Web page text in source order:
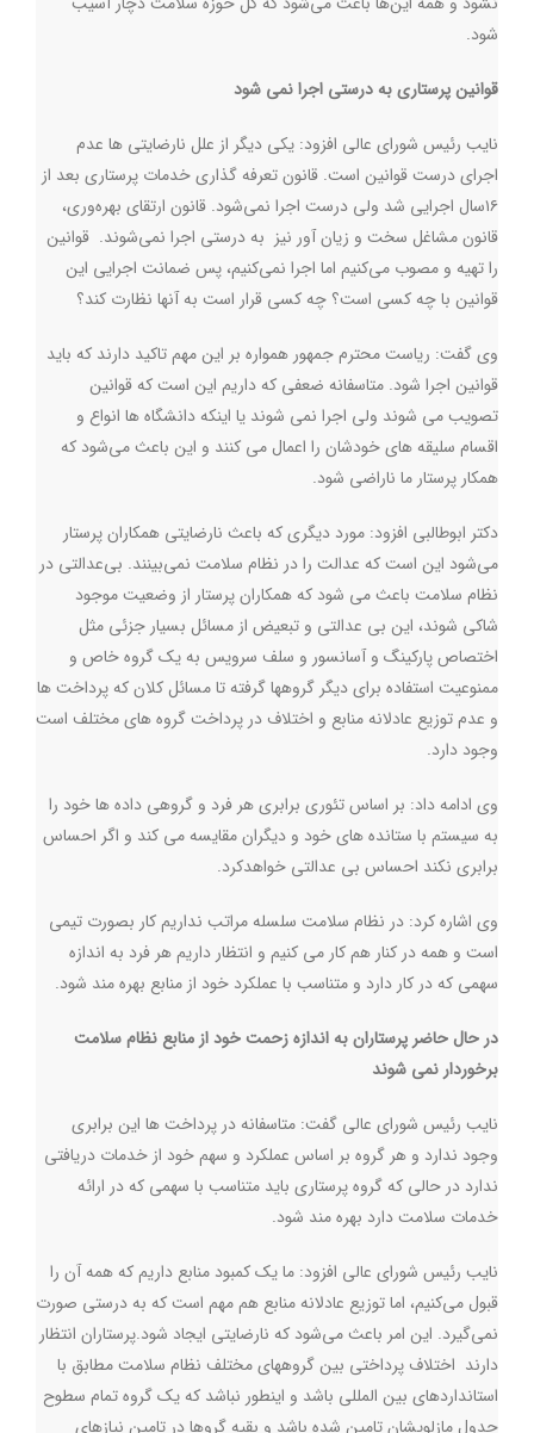
شود.
قوانین پرستاری به درستی اجرا نمی شود
نایب رئیس شورای عالی افزود: يكي ديگر از علل نارضايتي ها عدم
اجرای درست قوانين است. قانون تعرفه گذاری خدمات پرستاری بعد از
۱۶سال اجرایی شد ولی درست اجرا نمی‌شود. قانون ارتقای بهره‌وری،
قانون مشاغل سخت و زیان آور نيز به درستی اجرا نمی‌شوند‌. قوانین
را تهیه و مصوب می‌کنیم اما اجرا نمی‌کنیم، پس ضمانت اجرایی این
قوانین با چه کسی است؟ چه کسی قرار است به آنها نظارت کند؟
وی گفت: رياست محترم جمهور همواره بر این مهم تاکید دارند که باید
قوانین اجرا شود. متاسفانه ضعفی که داریم این است که قوانین
تصویب می شوند ولی اجرا نمی شوند یا اینکه دانشگاه ها انواع و
اقسام سلیقه های خودشان را اعمال می کنند و این باعث می‌شود که
همکار پرستار ما ناراضی شود.
دکتر ابوطالبی افزود: مورد دیگری که باعث نارضایتی همکاران پرستار
می‌شود این است که عدالت را در نظام سلامت نمی‌بینند. بی‌عدالتی در
نظام سلامت باعث می شود که همکاران پرستار از وضعیت موجود
شاکی شوند، اين بي عدالتی و تبعيض از مسائل بسيار جزئي مثل
اختصاص پارکینگ و آسانسور و سلف سرویس به يك گروه خاص و
ممنوعيت استفاده برای ديگر گروهها گرفته تا مسائل کلان که پرداخت ها
و عدم توزيع عادلانه منابع و اختلاف در پرداخت گروه های مختلف است
وجود دارد.
وی ادامه داد: بر اساس تئوری برابری هر فرد و گروهي داده ها خود را
به سيستم با ستانده هاي خود و ديگران مقايسه می كند و اگر احساس
برابری نكند احساس بي عدالتی خواهدكرد.
وي اشاره كرد: در نظام سلامت سلسله مراتب نداریم كار بصورت تيمي
است و همه در کنار هم کار می کنیم و انتظار داريم هر فرد به اندازه
سهمی که در كار دارد و متناسب با عملکرد خود از منابع بهره مند شود.
در حال حاضر پرستاران به اندازه زحمت خود از منابع نظام سلامت
برخوردار نمی شوند
نایب رئیس شورای عالی گفت: متاسفانه در پرداخت ها این برابری
وجود ندارد و هر گروه بر اساس عملکرد و سهم خود از خدمات دریافتی
ندارد در حالی که گروه پرستاری باید متناسب با سهمی که در ارائه
خدمات سلامت دارد بهره مند شود.
نایب رئیس شورای عالی افزود: ما یک کمبود منابع داریم که همه آن را
قبول می‌کنیم، اما توزیع عادلانه منابع هم مهم است که به درستی صورت
نمی‌گیرد. این امر باعث می‌شود که نارضایتی ایجاد شود.پرستاران انتظار
دارند اختلاف پرداختي بين گروههای مختلف نظام سلامت مطابق با
استانداردهای بين المللی باشد و اينطور نباشد كه يك گروه تمام سطوح
جدول مازلويشان تامين شده باشد و بقيه گروها در تامين نيازهای